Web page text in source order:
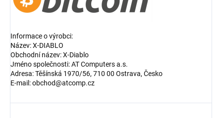
Informace o výrobci:
Název: X-DIABLO
Obchodní název: X-Diablo
Jméno společnosti: AT Computers a.s.
Adresa: Těšínská 1970/56, 710 00 Ostrava, Česko
E-mail: obchod@atcomp.cz